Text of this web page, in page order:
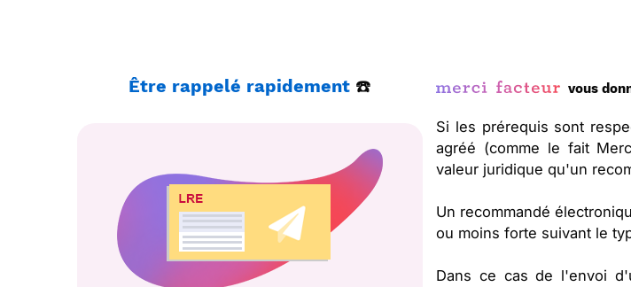
Être rappelé rapidement ☎️ vous
Si les prérequis sont
agréé (comme le fait
valeur juridique qu'un
Un recommandé
ou moins forte suivant le
Dans ce cas de l'envoi